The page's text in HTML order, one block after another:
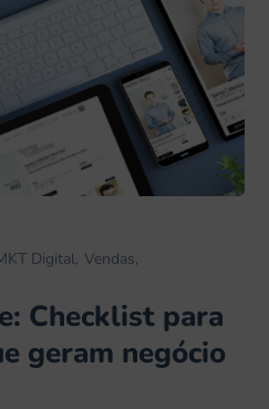
Digital Vendas
Checklist para
geram negócio